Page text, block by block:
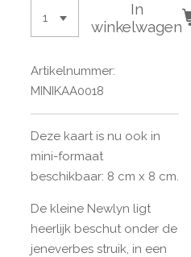
In
winkelwagen
Artikelnummer:
MINIKAA0018
Deze kaart is nu ook in
mini-formaat
beschikbaar: 8 cm x 8 cm.
De kleine Newlyn ligt
heerlijk beschut onder de
jeneverbes struik, in een